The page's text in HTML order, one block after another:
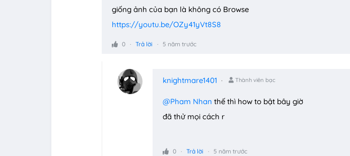
giống ảnh của bạn là không có Browse
https://youtu.be/OZy41yVt8S8
0 Trả lời 5 năm trước
knightmare1401 Thành viên bạc
@Pham Nhan thế thì how to bật bây giờ
đã thử mọi cách r
0 Trả lời 5 năm trước